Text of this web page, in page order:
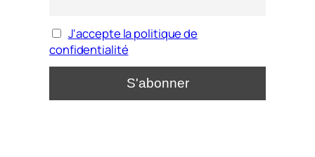
J'accepte la politique de
confidentialité